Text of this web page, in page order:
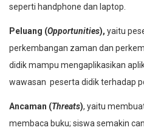
seperti handphone dan laptop.
Peluang (Opportunities), yaitu
perkembangan zaman dan
didik mampu mengaplikasikan
wawasan peserta didik terhadap
Ancaman (Threats), yaitu
membaca buku; siswa semakin